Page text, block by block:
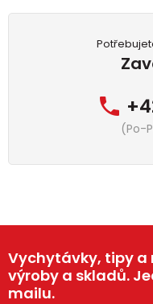
(Po-
Vychytávky, tipy a
výroby a skladů.
mailu.